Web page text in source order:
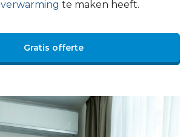
verwarming te maken heeft.
Gratis offerte